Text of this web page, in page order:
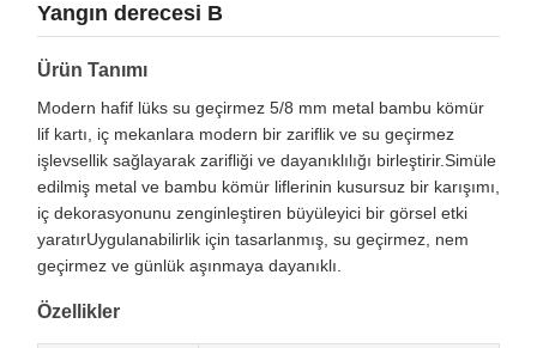
Yangın derecesi B
Ürün Tanımı
Modern hafif lüks su geçirmez 5/8 mm metal bambu kömür
lif kartı, iç mekanlara modern bir zariflik ve su geçirmez
işlevsellik sağlayarak zarifliği ve dayanıklılığı birleştirir.Simüle
edilmiş metal ve bambu kömür liflerinin kusursuz bir karışımı,
iç dekorasyonunu zenginleştiren büyüleyici bir görsel etki
yaratırUygulanabilirlik için tasarlanmış, su geçirmez, nem
geçirmez ve günlük aşınmaya dayanıklı.
Özellikler